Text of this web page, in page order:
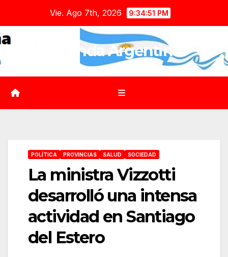
contenido
Vie. Ago 7th, 2026 9:34:53 PM
Agenda Argentina
POLÍTICA PROVINCIAS SALUD SOCIEDAD
La ministra Vizzotti
desarrolló una intensa
actividad en Santiago
del Estero